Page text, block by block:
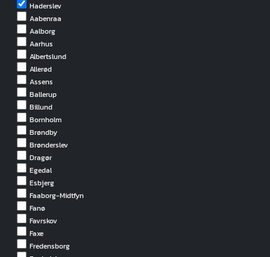
Haderslev
Aabenraa
Aalborg
Aarhus
Albertslund
Allerød
Assens
Ballerup
Billund
Bornholm
Brøndby
Brønderslev
Dragør
Egedal
Esbjerg
Faaborg-Midtfyn
Fanø
Favrskov
Faxe
Fredensborg